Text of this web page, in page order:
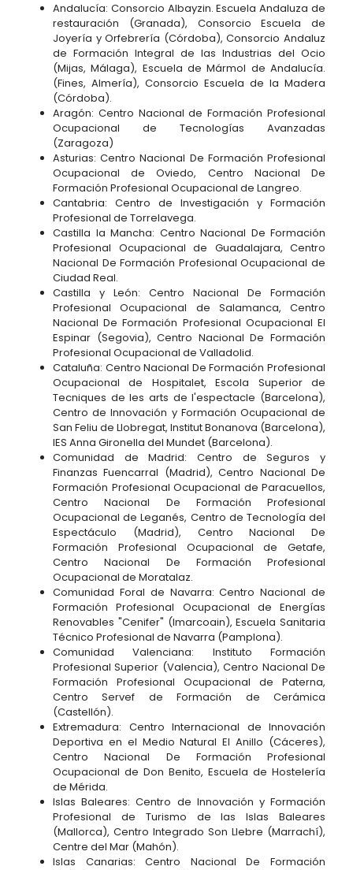
Andalucía: Consorcio Albayzin. Escuela Andaluza de
restauración (Granada), Consorcio Escuela de
Joyería y Orfebrería (Córdoba), Consorcio Andaluz
de Formación Integral de las Industrias del Ocio
(Mijas, Málaga), Escuela de Mármol de Andalucía.
(Fines, Almería), Consorcio Escuela de la Madera
(Córdoba).
Aragón: Centro Nacional de Formación Profesional
Ocupacional de Tecnologías Avanzadas
(Zaragoza)
Asturias: Centro Nacional De Formación Profesional
Ocupacional de Oviedo, Centro Nacional De
Formación Profesional Ocupacional de Langreo.
Cantabria: Centro de Investigación y Formación
Profesional de Torrelavega.
Castilla la Mancha: Centro Nacional De Formación
Profesional Ocupacional de Guadalajara, Centro
Nacional De Formación Profesional Ocupacional de
Ciudad Real.
Castilla y León: Centro Nacional De Formación
Profesional Ocupacional de Salamanca, Centro
Nacional De Formación Profesional Ocupacional El
Espinar (Segovia), Centro Nacional De Formación
Profesional Ocupacional de Valladolid.
Cataluña: Centro Nacional De Formación Profesional
Ocupacional de Hospitalet, Escola Superior de
Tecniques de les arts de l'espectacle (Barcelona),
Centro de Innovación y Formación Ocupacional de
San Feliu de Llobregat, Institut Bonanova (Barcelona),
IES Anna Gironella del Mundet (Barcelona).
Comunidad de Madrid: Centro de Seguros y
Finanzas Fuencarral (Madrid), Centro Nacional De
Formación Profesional Ocupacional de Paracuellos,
Centro Nacional De Formación Profesional
Ocupacional de Leganés, Centro de Tecnología del
Espectáculo (Madrid), Centro Nacional De
Formación Profesional Ocupacional de Getafe,
Centro Nacional De Formación Profesional
Ocupacional de Moratalaz.
Comunidad Foral de Navarra: Centro Nacional de
Formación Profesional Ocupacional de Energías
Renovables "Cenifer" (Imarcoain), Escuela Sanitaria
Técnico Profesional de Navarra (Pamplona).
Comunidad Valenciana: Instituto Formación
Profesional Superior (Valencia), Centro Nacional De
Formación Profesional Ocupacional de Paterna,
Centro Servef de Formación de Cerámica
(Castellón).
Extremadura: Centro Internacional de Innovación
Deportiva en el Medio Natural El Anillo (Cáceres),
Centro Nacional De Formación Profesional
Ocupacional de Don Benito, Escuela de Hostelería
de Mérida.
Islas Baleares: Centro de Innovación y Formación
Profesional de Turismo de las Islas Baleares
(Mallorca), Centro Integrado Son Llebre (Marrachí),
Centre del Mar (Mahón).
Islas Canarias: Centro Nacional De Formación